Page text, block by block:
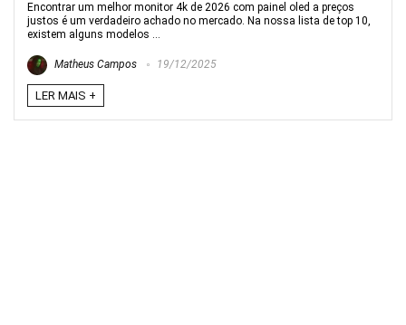
Encontrar um melhor monitor 4k de 2026 com painel oled a preços
justos é um verdadeiro achado no mercado. Na nossa lista de top 10,
existem alguns modelos ...
Matheus Campos 19/12/2025
LER MAIS +